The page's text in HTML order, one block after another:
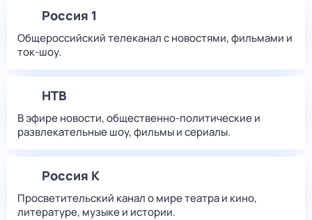
Россия 1
Общероссийский телеканал с новостями, фильмами и
ток-шоу.
НТВ
В эфире новости, общественно-политические и
развлекательные шоу, фильмы и сериалы.
Россия К
Просветительский канал о мире театра и кино,
литературе, музыке и истории.